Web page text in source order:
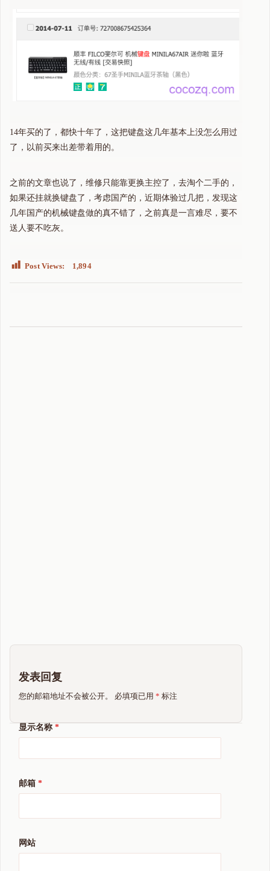
14年买的了，都快十年了，这把键盘这几年基本上没怎么用过
了，以前买来出差带着用的。
之前的文章也说了，维修只能靠更换主控了，去淘个二手的，
如果还挂就换键盘了，考虑国产的，近期体验过几把，发现这
几年国产的机械键盘做的真不错了，之前真是一言难尽，要不
送人要不吃灰。
Post Views: 1,894
发表回复
您的邮箱地址不会被公开。 必填项已用 * 标注
显示名称 *
邮箱 *
网站